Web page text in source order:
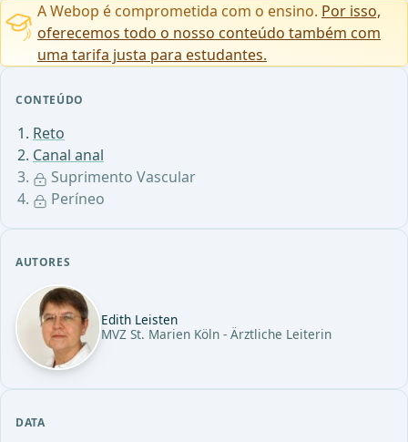
CONTEÚDO
Reto
Canal anal
Suprimento Vascular
Períneo
AUTORES
Edith Leisten
MVZ St. Marien Köln - Ärztliche Leiterin
DATA
A Webop é comprometida com o ensino. Por isso,
oferecemos todo o nosso conteúdo também com
uma tarifa justa para estudantes.